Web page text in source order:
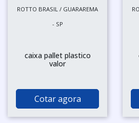
ROTTO BRASIL / GUARAREMA
- SP
caixa pallet plastico
valor
Cotar agora